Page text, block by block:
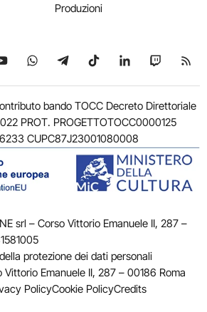
Produzioni
su X su YouTube
Seguici su WhatsApp
Seguici su Telegram
Seguici su TikTok
Seguici su
Seguici
bando TOCC Decreto Direttoriale
PROT. PROGETTOTOCC0000125
CUPC87J23001080008
srl – Corso Vittorio Emanuele II, 287 –
protezione dei dati personali
Vittorio Emanuele II, 287 – 00186 Roma
PolicyCookie PolicyCredits